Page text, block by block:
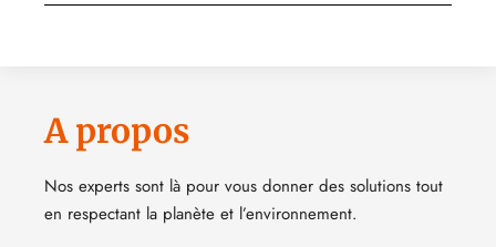
A propos
Nos experts sont là pour vous donner des solutions tout
en respectant la planète et l’environnement.